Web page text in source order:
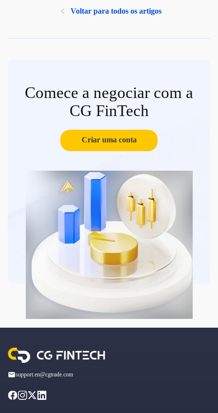
Voltar para todos os artigos
Comece a negociar com a
CG FinTech
Criar uma conta
support.en@cgtrade.com